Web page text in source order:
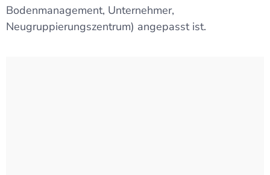
Bodenmanagement, Unternehmer,
Neugruppierungszentrum) angepasst ist.